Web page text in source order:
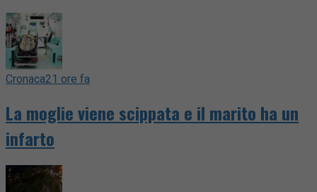
Cronaca21 ore fa
La moglie viene scippata e il marito ha un
infarto